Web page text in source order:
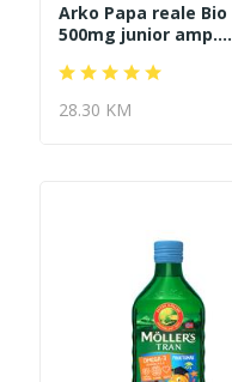
Arko Papa reale Bio
500mg junior amp....
28.30 KM